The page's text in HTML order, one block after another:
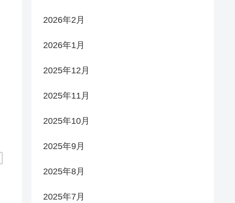
2026年2月
2026年1月
2025年12月
2025年11月
2025年10月
2025年9月
2025年8月
2025年7月